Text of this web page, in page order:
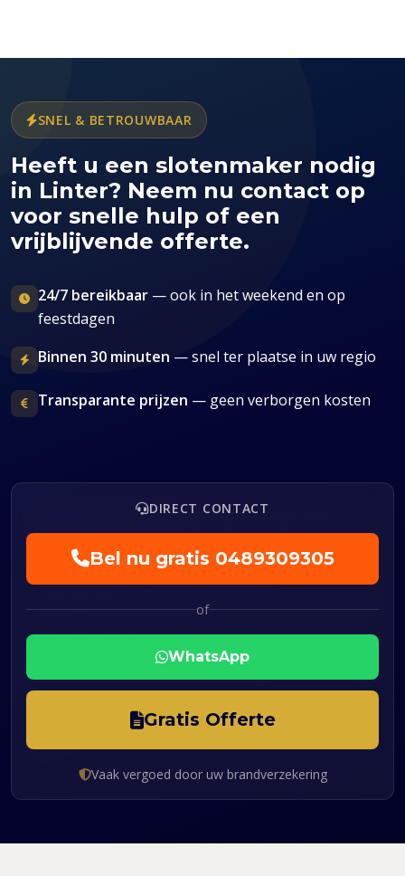
SNEL & BETROUWBAAR
Heeft u een slotenmaker nodig
in Linter? Neem nu contact op
voor snelle hulp of een
vrijblijvende offerte.
24/7 bereikbaar — ook in het weekend en op
feestdagen
Binnen 30 minuten — snel ter plaatse in uw regio
Transparante prijzen — geen verborgen kosten
DIRECT CONTACT
Bel nu gratis 0489309305
of
WhatsApp
Gratis Offerte
Vaak vergoed door uw brandverzekering